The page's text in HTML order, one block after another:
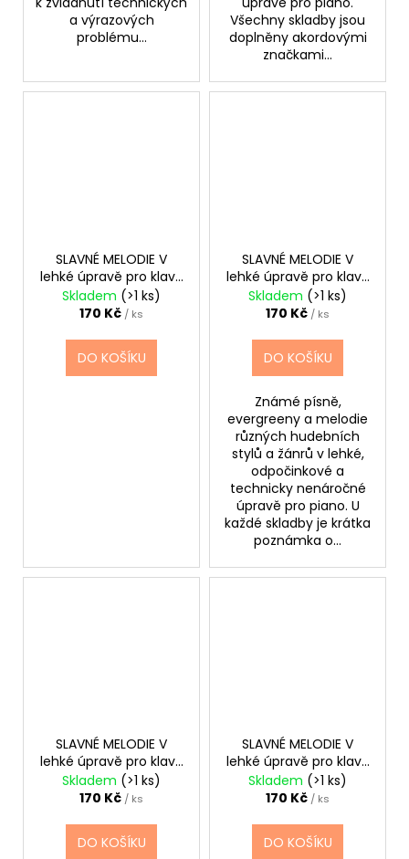
a výrazových
problému...
Všechny skladby jsou
doplněny akordovými
značkami...
SLAVNÉ MELODIE V
lehké úpravě pro klavír
2.+CD
Skladem (>1 ks)
170 Kč / ks
DO KOŠÍKU
SLAVNÉ MELODIE V
lehké úpravě pro klavír
4.+ CD
Skladem (>1 ks)
170 Kč / ks
DO KOŠÍKU
Známé písně,
evergreeny a melodie
různých hudebních
stylů a žánrů v lehké,
odpočinkové a
technicky nenáročné
úpravě pro piano. U
každé skladby je krátka
poznámka o...
SLAVNÉ MELODIE V
lehké úpravě pro klavír
5.+ CD
Skladem (>1 ks)
170 Kč / ks
DO KOŠÍKU
SLAVNÉ MELODIE V
lehké úpravě pro klavír
6.+ CD
Skladem (>1 ks)
170 Kč / ks
DO KOŠÍKU